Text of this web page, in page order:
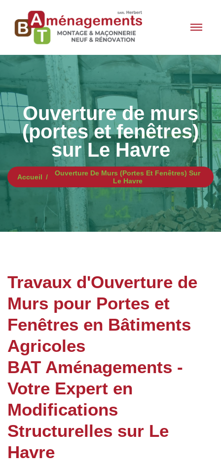
Ouverture de murs
(portes et fenêtres)
sur Le Havre
Accueil
Ouverture De Murs (portes Et Fenêtres) Sur
Le Havre
Travaux d'Ouverture de
Murs pour Portes et
Fenêtres en Bâtiments
Agricoles
BAT Aménagements -
Votre Expert en
Modifications
Structurelles sur Le
Havre